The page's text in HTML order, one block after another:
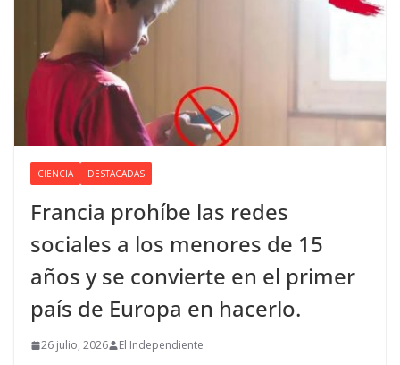
CIENCIA DESTACADAS
Francia prohíbe las redes
sociales a los menores de 15
años y se convierte en el primer
país de Europa en hacerlo.
26 julio, 2026 El Independiente